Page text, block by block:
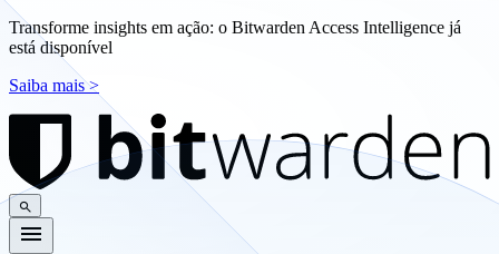
Transforme insights em ação: o Bitwarden Access Intelligence já
está disponível
Saiba mais >